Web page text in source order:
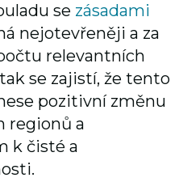
se zásadami
nejotevřeněji a za
relevantních
se zajistí, že tento
pozitivní změnu
regionů a
k čisté a